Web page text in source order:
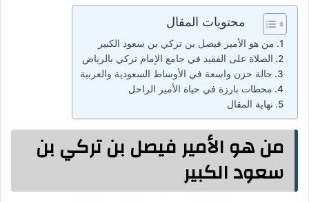
محتويات المقال
من هو الأمير فيصل بن تركي بن سعود الكبير
الصلاة على الفقيد في جامع الإمام تركي بالرياض
حالة حزن واسعة في الأوساط السعودية والعربية
محطات بارزة في حياة الأمير الراحل
نهاية المقال
من هو الأمير فيصل بن تركي بن
سعود الكبير